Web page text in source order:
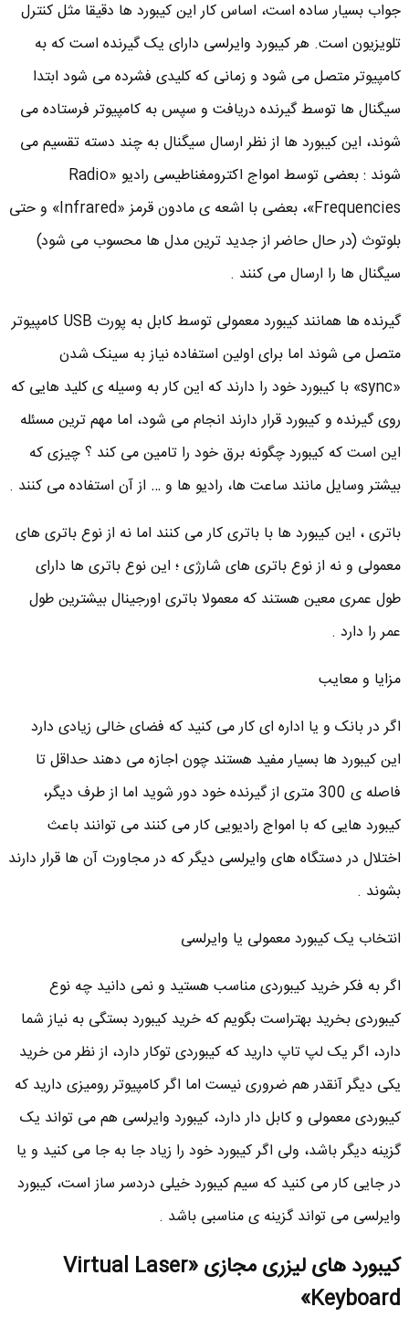
جواب بسیار ساده است، اساس کار این کیبورد ها دقیقا مثل کنترل
تلویزیون است. هر کیبورد وایرلسی دارای یک گیرنده است که به
کامپیوتر متصل می شود و زمانی که کلیدی فشرده می شود ابتدا
سیگنال ها توسط گیرنده دریافت و سپس به کامپیوتر فرستاده می
شوند، این کیبورد ها از نظر ارسال سیگنال به چند دسته تقسیم می
شوند : بعضی توسط امواج اکترومغناطیسی رادیو «Radio
Frequencies»، بعضی با اشعه ی مادون قرمز «Infrared» و حتی
بلوتوث (در حال حاضر از جدید ترین مدل ها محسوب می شود)
سیگنال ها را ارسال می کنند .
گیرنده ها همانند کیبورد معمولی توسط کابل به پورت USB کامپیوتر
متصل می شوند اما برای اولین استفاده نیاز به سینک شدن
«sync» با کیبورد خود را دارند که این کار به وسیله ی کلید هایی که
روی گیرنده و کیبورد قرار دارند انجام می شود، اما مهم ترین مسئله
این است که کیبورد چگونه برق خود را تامین می کند ؟ چیزی که
بیشتر وسایل مانند ساعت ها، رادیو ها و … از آن استفاده می کنند .
باتری ، این کیبورد ها با باتری کار می کنند اما نه از نوع باتری های
معمولی و نه از نوع باتری های شارژی ؛ این نوع باتری ها دارای
طول عمری معین هستند که معمولا باتری اورجینال بیشترین طول
عمر را دارد .
مزایا و معایب
اگر در بانک و یا اداره ای کار می کنید که فضای خالی زیادی دارد
این کیبورد ها بسیار مفید هستند چون اجازه می دهند حداقل تا
فاصله ی 300 متری از گیرنده خود دور شوید اما از طرف دیگر،
کیبورد هایی که با امواج رادیویی کار می کنند می توانند باعث
اختلال در دستگاه های وایرلسی دیگر که در مجاورت آن ها قرار دارند
بشوند .
انتخاب یک کیبورد معمولی یا وایرلسی
اگر به فکر خرید کیبوردی مناسب هستید و نمی دانید چه نوع
کیبوردی بخرید بهتراست بگویم که خرید کیبورد بستگی به نیاز شما
دارد، اگر یک لپ تاپ دارید که کیبوردی توکار دارد، از نظر من خرید
یکی دیگر آنقدر هم ضروری نیست اما اگر کامپیوتر رومیزی دارید که
کیبوردی معمولی و کابل دار دارد، کیبورد وایرلسی هم می تواند یک
گزینه دیگر باشد، ولی اگر کیبورد خود را زیاد جا به جا می کنید و یا
در جایی کار می کنید که سیم کیبورد خیلی دردسر ساز است، کیبورد
وایرلسی می تواند گزینه ی مناسبی باشد .
کیبورد های لیزری مجازی «Virtual Laser
Keyboard»